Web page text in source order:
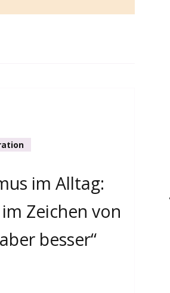
im Alltag:
Zeichen von
besser“